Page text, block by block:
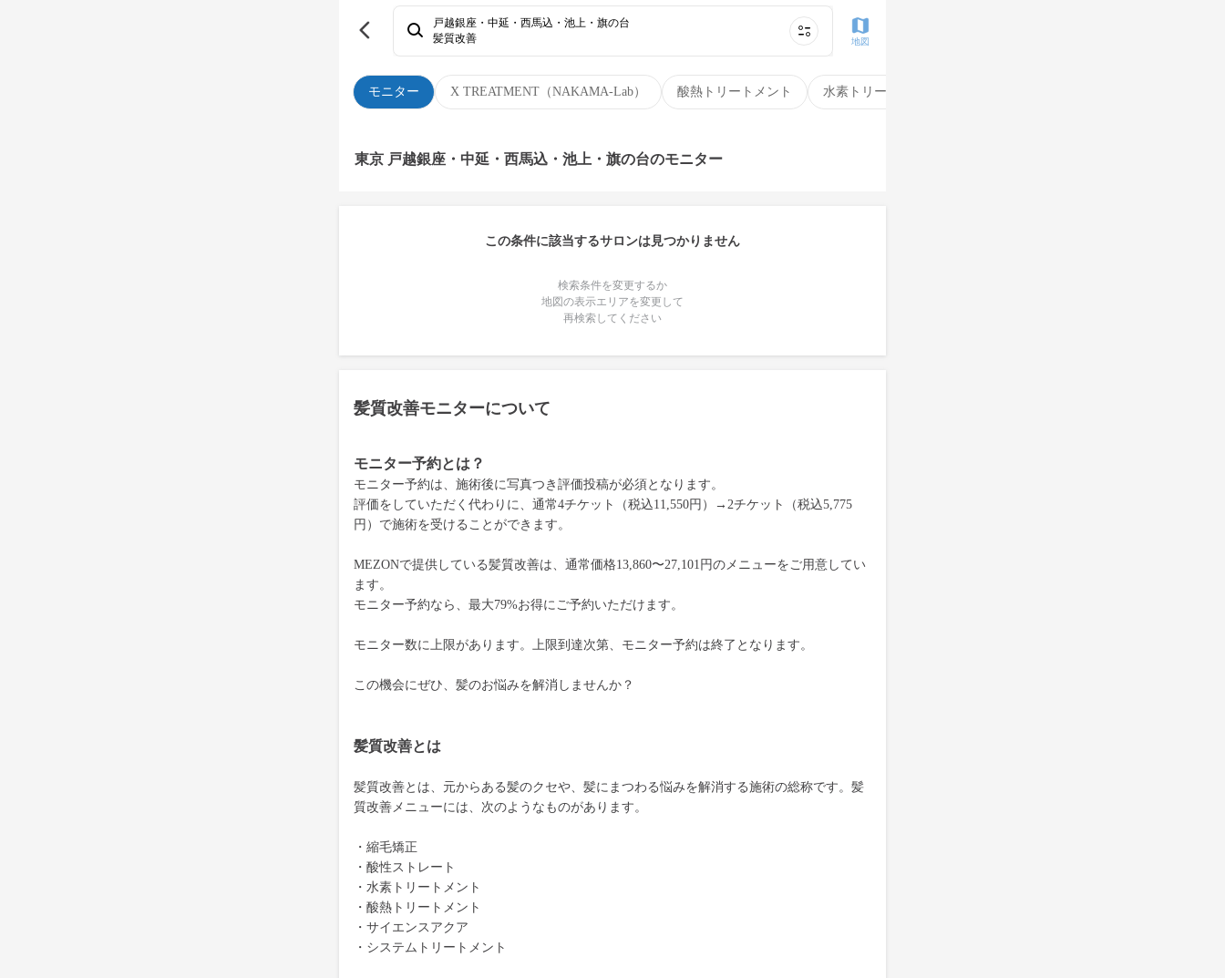
モニター X TREATMENT（NAKAMA-Lab） 酸熱トリートメント 水素トリートメント
戸越銀座・中延・西馬込・池上・旗の台
髪質改善
地図
東京 戸越銀座・中延・西馬込・池上・旗の台のモニター
この条件に該当するサロンは見つかりません
検索条件を変更するか
地図の表示エリアを変更して
再検索してください
髪質改善モニターについて
モニター予約とは？
モニター予約は、施術後に写真つき評価投稿が必須となります。
評価をしていただく代わりに、通常4チケット（税込11,550円）→2チケット（税込5,775
円）で施術を受けることができます。
MEZONで提供している髪質改善は、通常価格13,860〜27,101円のメニューをご用意してい
ます。
モニター予約なら、最大79%お得にご予約いただけます。
モニター数に上限があります。上限到達次第、モニター予約は終了となります。
この機会にぜひ、髪のお悩みを解消しませんか？
髪質改善とは
髪質改善とは、元からある髪のクセや、髪にまつわる悩みを解消する施術の総称です。髪
質改善メニューには、次のようなものがあります。
・縮毛矯正
・酸性ストレート
・水素トリートメント
・酸熱トリートメント
・サイエンスアクア
・システムトリートメント